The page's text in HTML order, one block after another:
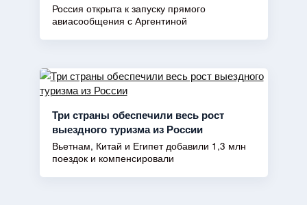
Россия открыта к запуску прямого
авиасообщения с Аргентиной
Три страны обеспечили весь рост
выездного туризма из России
Вьетнам, Китай и Египет добавили 1,3 млн
поездок и компенсировали